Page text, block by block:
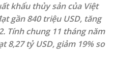
khẩu thủy sản của Việt
gần 840 triệu USD, tăng
Tính chung 11 tháng năm
8,27 tỷ USD, giảm 19% so